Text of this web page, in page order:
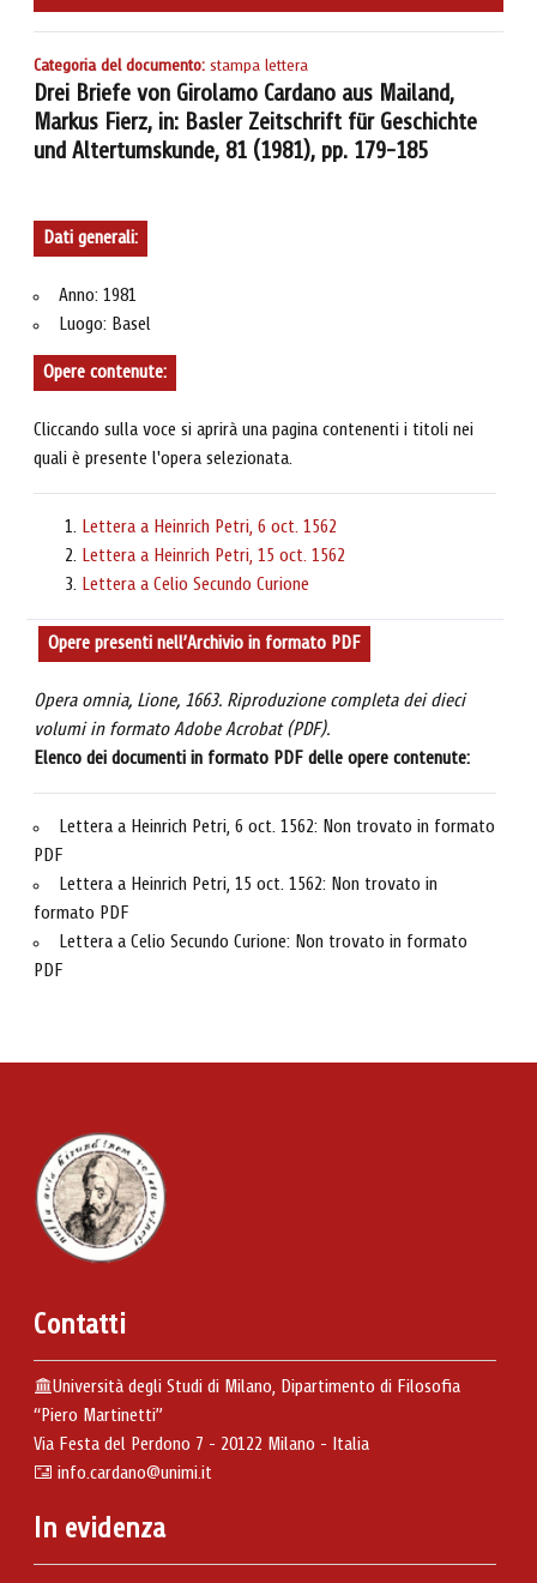
Categoria del documento: stampa lettera
Drei Briefe von Girolamo Cardano aus Mailand,
Markus Fierz, in: Basler Zeitschrift für Geschichte
und Altertumskunde, 81 (1981), pp. 179-185
Dati generali:
Anno: 1981
Luogo: Basel
Opere contenute:
Cliccando sulla voce si aprirà una pagina contenenti i titoli nei
quali è presente l'opera selezionata.
Lettera a Heinrich Petri, 6 oct. 1562
Lettera a Heinrich Petri, 15 oct. 1562
Lettera a Celio Secundo Curione
Opere presenti nell’Archivio in formato PDF
Opera omnia, Lione, 1663. Riproduzione completa dei dieci
volumi in formato Adobe Acrobat (PDF).
Elenco dei documenti in formato PDF delle opere contenute:
Lettera a Heinrich Petri, 6 oct. 1562: Non trovato in formato
PDF
Lettera a Heinrich Petri, 15 oct. 1562: Non trovato in
formato PDF
Lettera a Celio Secundo Curione: Non trovato in formato
PDF
Contatti
Università degli Studi di Milano, Dipartimento di Filosofia
“Piero Martinetti”
Via Festa del Perdono 7 - 20122 Milano - Italia
info.cardano@unimi.it
In evidenza